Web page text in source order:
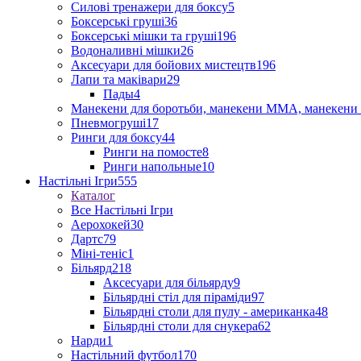
Силові тренажери для боксу5
Боксерські груші36
Боксерські мішки та груші196
Водоналивні мішки26
Аксесуари для бойових мистецтв196
Лапи та маківари29
Пады4
Манекени для боротьби, манекени ММА, манекени
Пневмогруші17
Ринги для боксу44
Ринги на помосте8
Ринги напольные10
Настільні Ігри555
Каталог
Все Настільні Ігри
Аерохокей30
Дартс79
Міні-теніс1
Більярд218
Аксесуари для більярду9
Більярдні стіл для піраміди97
Більярдні столи для пулу - американка48
Більярдні столи для снукера62
Нарди1
Настільний футбол170